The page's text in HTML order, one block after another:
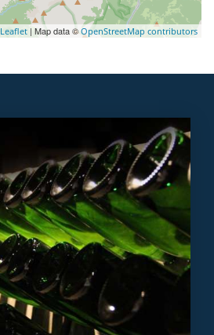
Leaflet | Map data ©OpenStreetMap contributors